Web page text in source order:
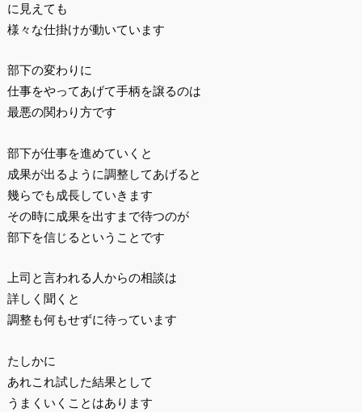
に見えても
様々な仕掛けが動いています
部下の変わりに
仕事をやってあげて手柄を譲るのは
最悪の関わり方です
部下が仕事を進めていくと
成果が出るように調整してあげると
幾らでも成長していきます
その時に成果を出すまで待つのが
部下を信じるということです
上司と言われる人からの相談は
詳しく聞くと
調整も何もせずに待っています
たしかに
あれこれ試した結果として
うまくいくことはあります